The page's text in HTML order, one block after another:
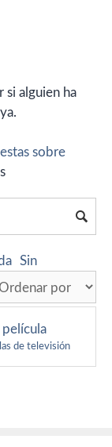
si alguien ha
sobre
Sin
de televisión